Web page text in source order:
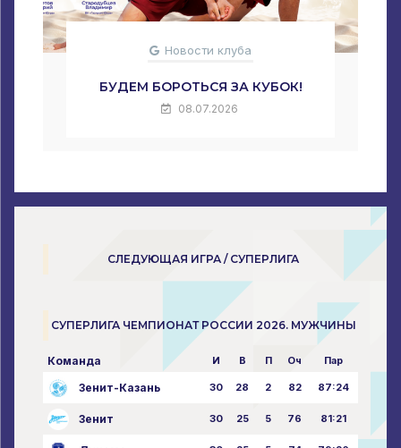
Новости клуба
БУДЕМ БОРОТЬСЯ ЗА КУБОК!
08.07.2026
СЛЕДУЮЩАЯ ИГРА / СУПЕРЛИГА
СУПЕРЛИГА ЧЕМПИОНАТ РОССИИ 2026. МУЖЧИНЫ
Команда И В П Оч Пар
Зенит-Казань 30 28 2 82 87:24
Зенит 30 25 5 76 81:21